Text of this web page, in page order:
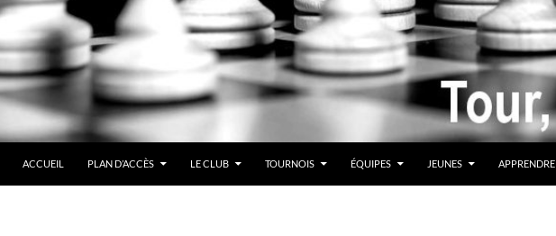
ACCUEIL PLAN D’ACCÈS LE CLUB TOURNOIS ÉQUIPES JEUNES APPRENDRE